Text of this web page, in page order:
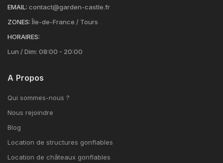
EMAIL: contact@garden-castle.fr
ZONES: Île-de-France / Tours
HORAIRES:
Lun / Dim: 08:00 - 20:00
A Propos
Qui sommes-nous ?
Nous rejoindre
Blog
Location de structures gonflables
Location de châteaux gonflables